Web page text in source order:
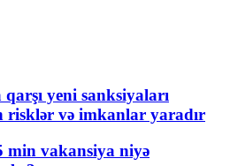
yeni sanksiyaları
risklər və imkanlar yaradır
min vakansiya niyə